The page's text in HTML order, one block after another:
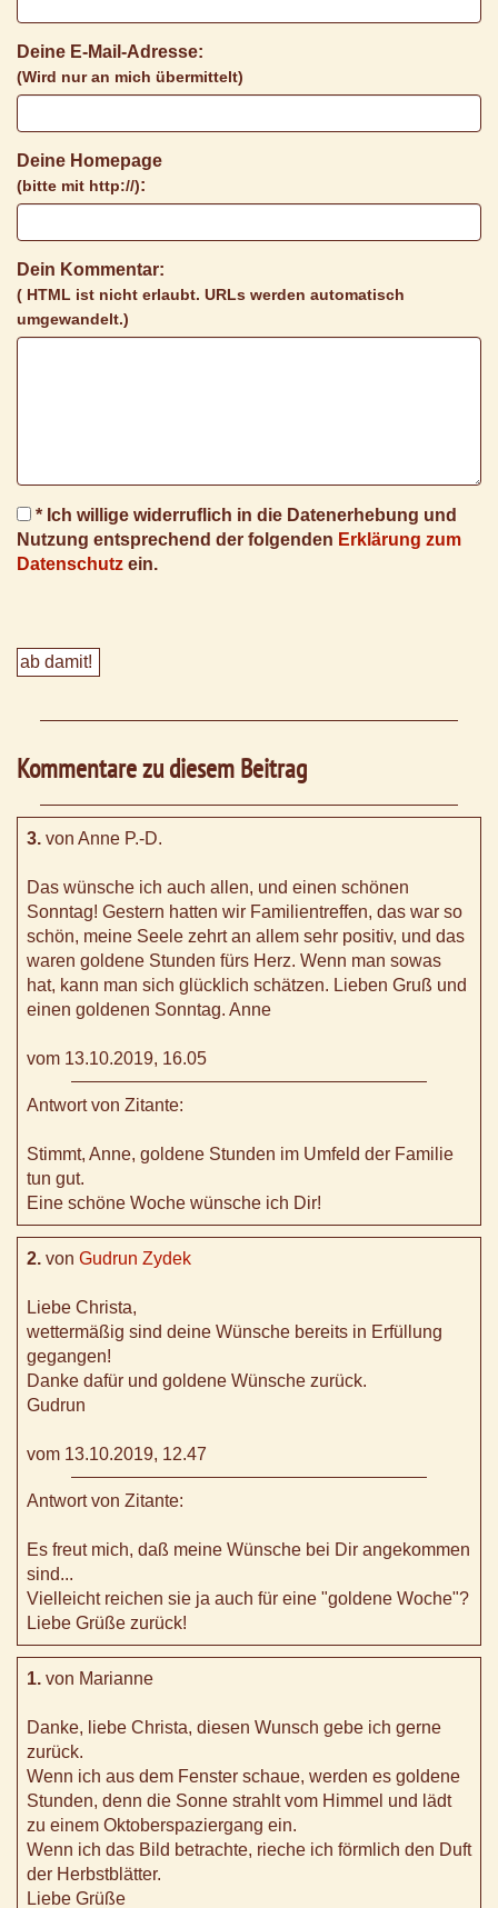
Deine E-Mail-Adresse:
(Wird nur an mich übermittelt)
Deine Homepage
(bitte mit http://):
Dein Kommentar:
( HTML ist nicht erlaubt. URLs werden automatisch
umgewandelt.)
* Ich willige widerruflich in die Datenerhebung und
Nutzung entsprechend der folgenden Erklärung zum
Datenschutz ein.
Kommentare zu diesem Beitrag
3. von Anne P.-D.
Das wünsche ich auch allen, und einen schönen
Sonntag! Gestern hatten wir Familientreffen, das war so
schön, meine Seele zehrt an allem sehr positiv, und das
waren goldene Stunden fürs Herz. Wenn man sowas
hat, kann man sich glücklich schätzen. Lieben Gruß und
einen goldenen Sonntag. Anne
vom 13.10.2019, 16.05
Antwort von Zitante:
Stimmt, Anne, goldene Stunden im Umfeld der Familie
tun gut.
Eine schöne Woche wünsche ich Dir!
2. von Gudrun Zydek
Liebe Christa,
wettermäßig sind deine Wünsche bereits in Erfüllung
gegangen!
Danke dafür und goldene Wünsche zurück.
Gudrun
vom 13.10.2019, 12.47
Antwort von Zitante:
Es freut mich, daß meine Wünsche bei Dir angekommen
sind...
Vielleicht reichen sie ja auch für eine "goldene Woche"?
Liebe Grüße zurück!
1. von Marianne
Danke, liebe Christa, diesen Wunsch gebe ich gerne
zurück.
Wenn ich aus dem Fenster schaue, werden es goldene
Stunden, denn die Sonne strahlt vom Himmel und lädt
zu einem Oktoberspaziergang ein.
Wenn ich das Bild betrachte, rieche ich förmlich den Duft
der Herbstblätter.
Liebe Grüße